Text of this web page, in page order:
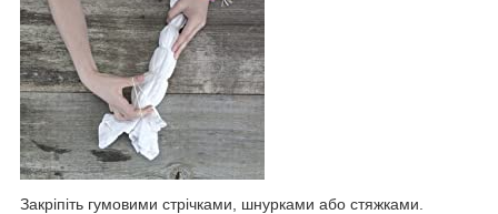
Закріпіть гумовими стрічками, шнурками або стяжками.